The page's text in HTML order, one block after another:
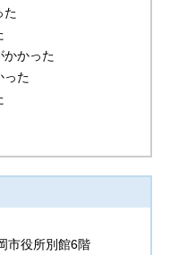
た
かかった
った
役所別館6階